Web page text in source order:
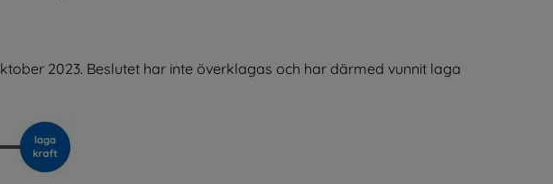
2023. Beslutet har inte överklagas och har därmed vunnit laga